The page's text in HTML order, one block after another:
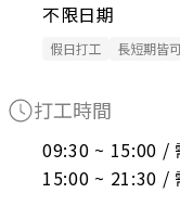
不限日期
假日打工 長短期皆
打工時間
09:30 ~ 15:00 /
15:00 ~ 21:30 /